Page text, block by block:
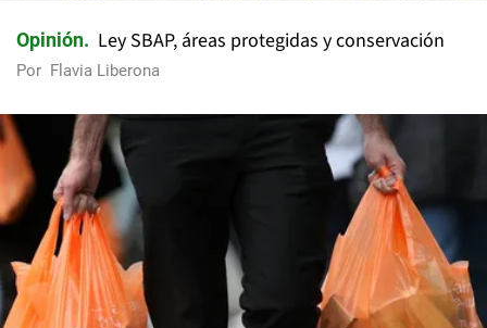
Opinión Ley SBAP, áreas protegidas y conservación
Por Flavia Liberona